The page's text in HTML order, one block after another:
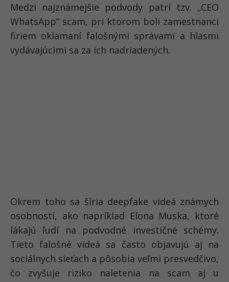
Medzi najznámejšie podvody patrí tzv. „CEO
WhatsApp“ scam, pri ktorom boli zamestnanci
firiem oklamaní falošnými správami a hlasmi
vydávajúcimi sa za ich nadriadených.
Okrem toho sa šíria deepfake videá známych
osobností, ako napríklad Elona Muska, ktoré
lákajú ľudí na podvodné investičné schémy.
Tieto falošné videá sa často objavujú aj na
sociálnych sieťach a pôsobia veľmi presvedčivo,
čo zvyšuje riziko naletenia na scam aj u